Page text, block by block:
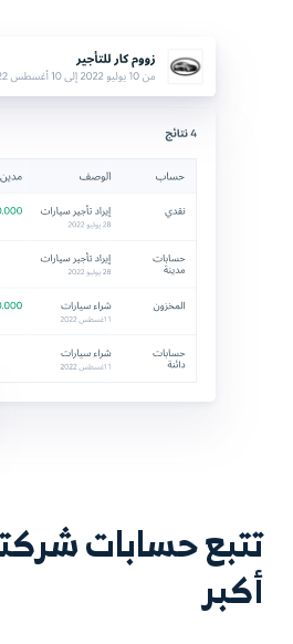
تتبع حسابات
أكبر